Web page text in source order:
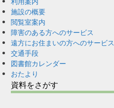
施設の概要
閲覧室案内
障害のある方へのサービス
遠方にお住まいの方へのサービス
交通手段
図書館カレンダー
おたより
資料をさがす